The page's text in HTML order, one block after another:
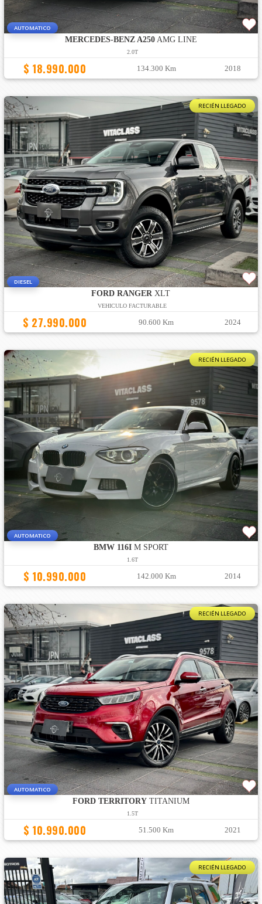
AUTOMATICO
MERCEDES-BENZ A250AMG LINE
2.0T
$ 18.990.000 134.300 Km 2018
RECIÉN LLEGADO
DIESEL
FORD RANGER XLT
VEHICULO FACTURABLE
$ 27.990.000 90.600 Km 2024
RECIÉN LLEGADO
AUTOMATICO
BMW 116IM SPORT
1.6T
$ 10.990.000 142.000 Km 2014
RECIÉN LLEGADO
AUTOMATICO
FORD TERRITORYTITANIUM
1.5T
$ 10.990.000 51.500 Km 2021
RECIÉN LLEGADO